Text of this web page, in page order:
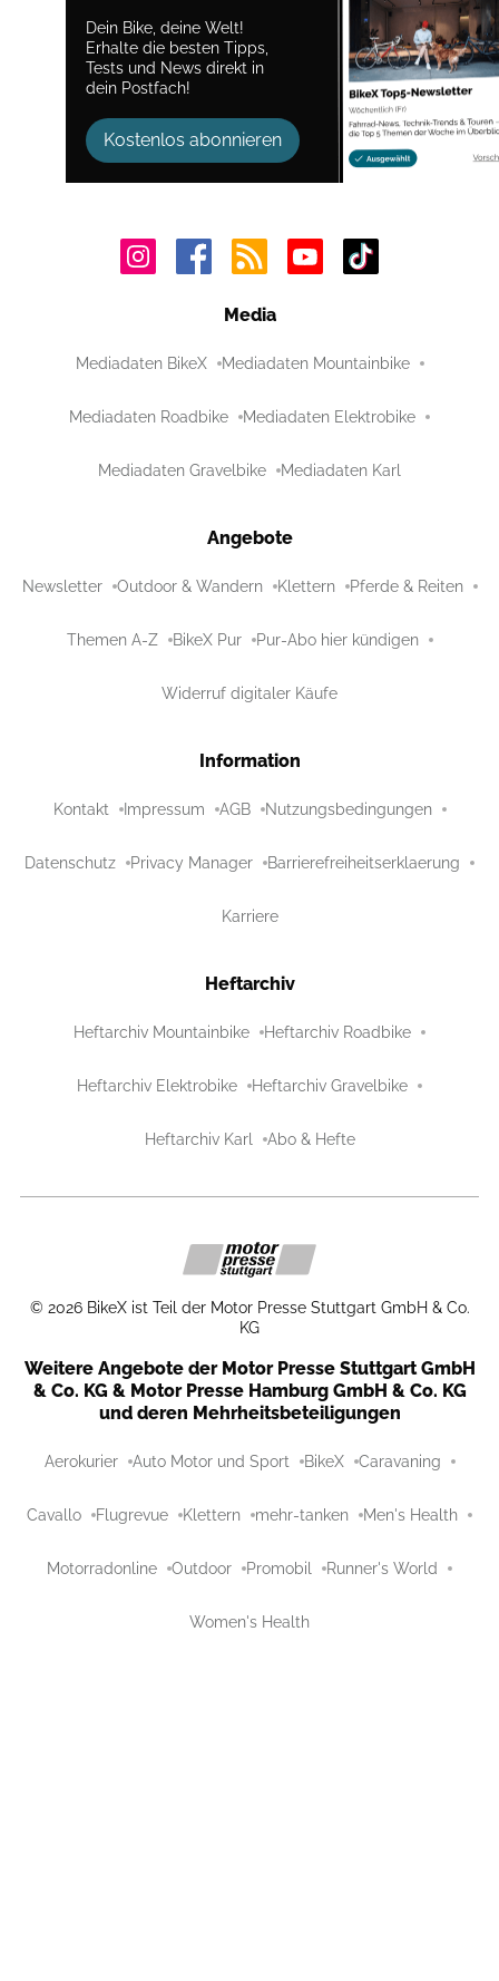
Dein Bike, deine Welt!
Erhalte die besten Tipps,
Tests und News direkt in
dein Postfach!
Kostenlos abonnieren
Media
Mediadaten BikeX Mediadaten Mountainbike
Mediadaten Roadbike Mediadaten Elektrobike
Mediadaten Gravelbike Mediadaten Karl
Angebote
Newsletter Outdoor & Wandern Klettern Pferde & Reiten
Themen A-Z BikeX Pur Pur-Abo hier kündigen
Widerruf digitaler Käufe
Information
Kontakt Impressum AGB Nutzungsbedingungen
Datenschutz Privacy Manager Barrierefreiheitserklaerung
Karriere
Heftarchiv
Heftarchiv Mountainbike Heftarchiv Roadbike
Heftarchiv Elektrobike Heftarchiv Gravelbike
Heftarchiv Karl Abo & Hefte
© 2026 BikeX ist Teil der Motor Presse Stuttgart GmbH & Co.
KG
Weitere Angebote der Motor Presse Stuttgart GmbH
& Co. KG & Motor Presse Hamburg GmbH & Co. KG
und deren Mehrheitsbeteiligungen
Aerokurier Auto Motor und Sport BikeX Caravaning
Cavallo Flugrevue Klettern mehr-tanken Men's Health
Motorradonline Outdoor Promobil Runner's World
Women's Health